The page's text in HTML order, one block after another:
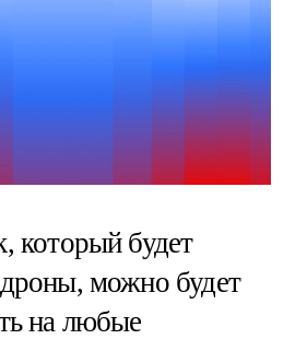
который будет
можно будет
на любые